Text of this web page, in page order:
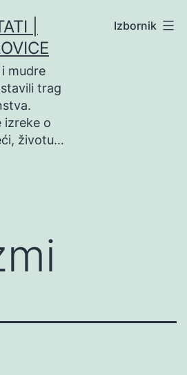
|
mudre
trag
izreke o
životu…
Izbornik